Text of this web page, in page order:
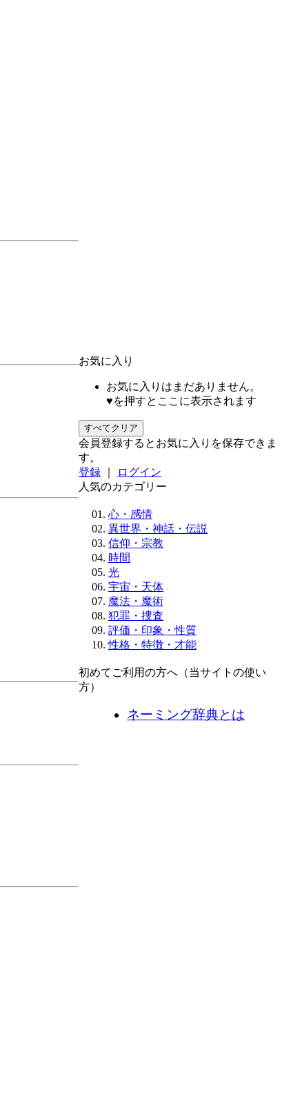
お気に入り
お気に入りはまだありません。
♥を押すとここに表示されます
すべてクリア
会員登録するとお気に入りを保存できま
す。
登録
ログイン
人気のカテゴリー
心・感情
異世界・神話・伝説
信仰・宗教
時間
光
宇宙・天体
魔法・魔術
犯罪・捜査
評価・印象・性質
性格・特徴・才能
初めてご利用の方へ（当サイトの使い
方）
ネーミング辞典とは